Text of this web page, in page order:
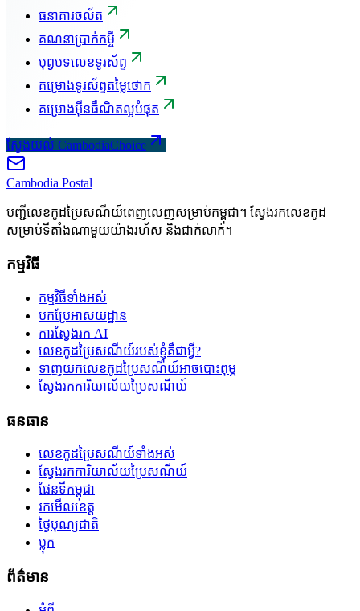
ធនាគារចល័ត
គណនាប្រាក់កម្ចី
បុព្វបទលេខទូរស័ព្ទ
គម្រោងទូរស័ព្ទតម្លៃថោក
គម្រោងអ៊ីនធឺណិតល្អបំផុត
ស្វែងយល់ CambodiaChoice
Cambodia Postal
បញ្ជីលេខកូដប្រៃសណីយ៍ពេញលេញសម្រាប់កម្ពុជា។ ស្វែងរកលេខកូដ
សម្រាប់ទីតាំងណាមួយយ៉ាងរហ័ស និងជាក់លាក់។
កម្មវិធី
កម្មវិធីទាំងអស់
បកប្រែអាសយដ្ឋាន
ការស្វែងរក AI
លេខកូដប្រៃសណីយ៍របស់ខ្ញុំគឺជាអ្វី?
ទាញយកលេខកូដប្រៃសណីយ៍អាចបោះពុម្ភ
ស្វែងរកការិយាល័យប្រៃសណីយ៍
ធនធាន
លេខកូដប្រៃសណីយ៍ទាំងអស់
ស្វែងរកការិយាល័យប្រៃសណីយ៍
ផែនទីកម្ពុជា
រកមើលខេត្ត
ថ្ងៃបុណ្យជាតិ
ប្លុក
ព័ត៌មាន